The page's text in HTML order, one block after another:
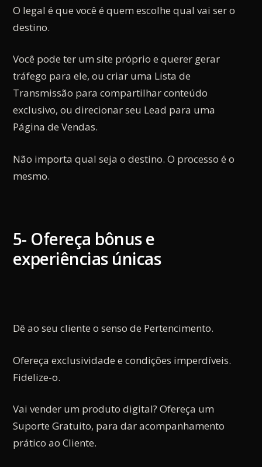
O legal é que você é quem escolhe qual vai ser o
destino.
Você pode ter um site próprio e querer gerar
tráfego para ele, ou criar uma Lista de
Transmissão para compartilhar conteúdo
exclusivo, ou direcionar seu Lead para uma
Página de Vendas.
Não importa qual seja o destino. O processo é o
mesmo.
5- Ofereça bônus e
experiências únicas
Dê ao seu cliente o senso de Pertencimento.
Ofereça exclusividade e condições imperdíveis.
Fidelize-o.
Vai vender um produto digital? Ofereça um
Suporte Gratuito, para dar acompanhamento
prático ao Cliente.